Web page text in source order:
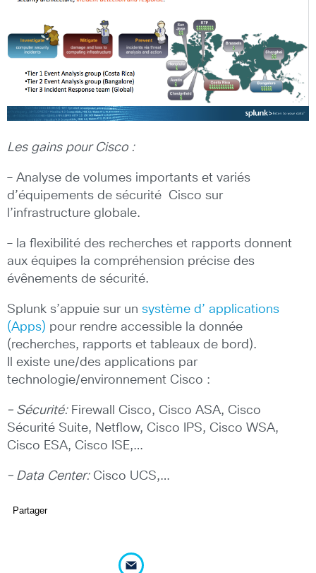
Les gains pour Cisco :
– Analyse de volumes importants et variés
d’équipements de sécurité Cisco sur
l’infrastructure globale.
– la flexibilité des recherches et rapports donnent
aux équipes la compréhension précise des
évênements de sécurité.
Splunk s’appuie sur un système d’ applications
(Apps) pour rendre accessible la donnée
(recherches, rapports et tableaux de bord).
Il existe une/des applications par
technologie/environnement Cisco :
– Sécurité:Firewall Cisco, Cisco ASA, Cisco
Sécurité Suite, Netflow, Cisco IPS, Cisco WSA,
Cisco ESA, Cisco ISE,…
– Data Center:Cisco UCS,…
Partager